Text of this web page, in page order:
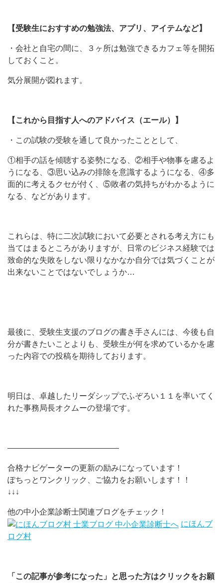
【受験生におすすめの勉強法、アプリ、アイテムなど】
・会社と自宅の間に、３ヶ所は勉強できるカフェ等を開拓
しておくこと。
気分展開が図れます。
【これから目指す人へのアドバイス（エール）】
・この試験の受験を通して良かったこととして、
①相手の話を傾聴する姿勢になる、②相手や物事を慮るよ
うになる、③思い込みの排除を意識するようになる、④多
面的に考えるクセが付く、⑤敗者の気持ちがわかるように
なる、などがあります。
これらは、特に二次試験において必要とされる考え方にも
当てはまるところがありますが、日常のビジネス経験では
致命的な失敗をしない限りなかなか自分では気づくことが
出来ないことではないでしょうか…
最後に、受験生支援のブログの書き手さんには、今後も自
分が書きたいことよりも、受験生が何を求めているかを慮
った内容での投稿を期待しております。
明日は、卓越したリーダシップでふぞろい１１を率いてく
れた事務局長オクムーの登場です。
——————————————
合格ナビゲーターの更新の励みになっています！
ぽちっとワンクリック、ご協力をお願いします！！
↓↓↓
他の中小企業診断士関連ブログをチェック！
にほんブ
ログ村
「この記事が参考になった」と思った方はクリックをお願